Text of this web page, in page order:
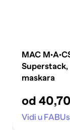
MAC
Superstack,
maskara
od
Vidi u